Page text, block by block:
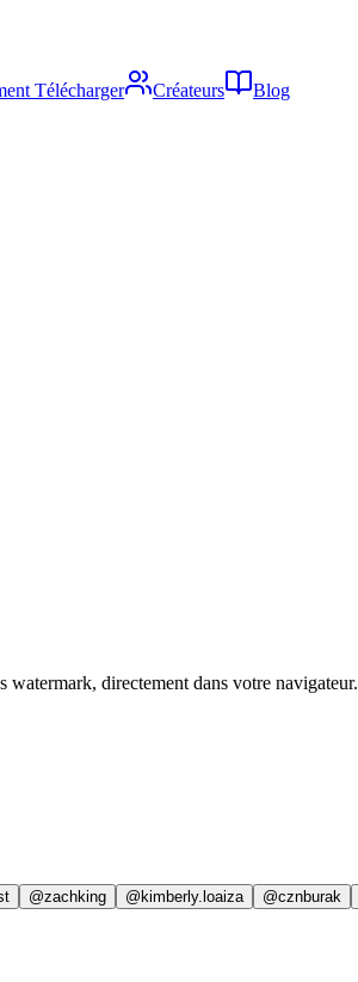
Télécharger Créateurs Blog
watermark, directement dans votre navigateur.
@zachking @kimberly.loaiza @cznburak